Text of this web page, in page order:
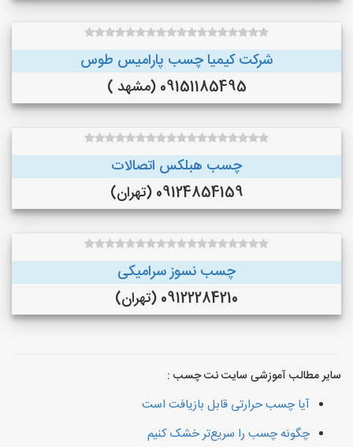
شرکت کیمیا چسب پارامیس طوس
09151185495 (مشهد )
چسب هبلکس اتصالات
09124854159 (تهران)
چسب نسوز سرامیکی
09122284210 (تهران)
سایر مطالب آموزشی سایت نت چسب :
آیا چسب حرارتی قابل بازیافت است
چگونه چسب را سریع‌تر خشک کنیم